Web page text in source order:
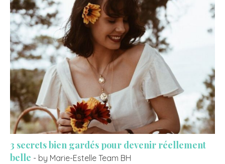
3 secrets bien gardés pour devenir réellement
belle - by Marie-Estelle Team BH